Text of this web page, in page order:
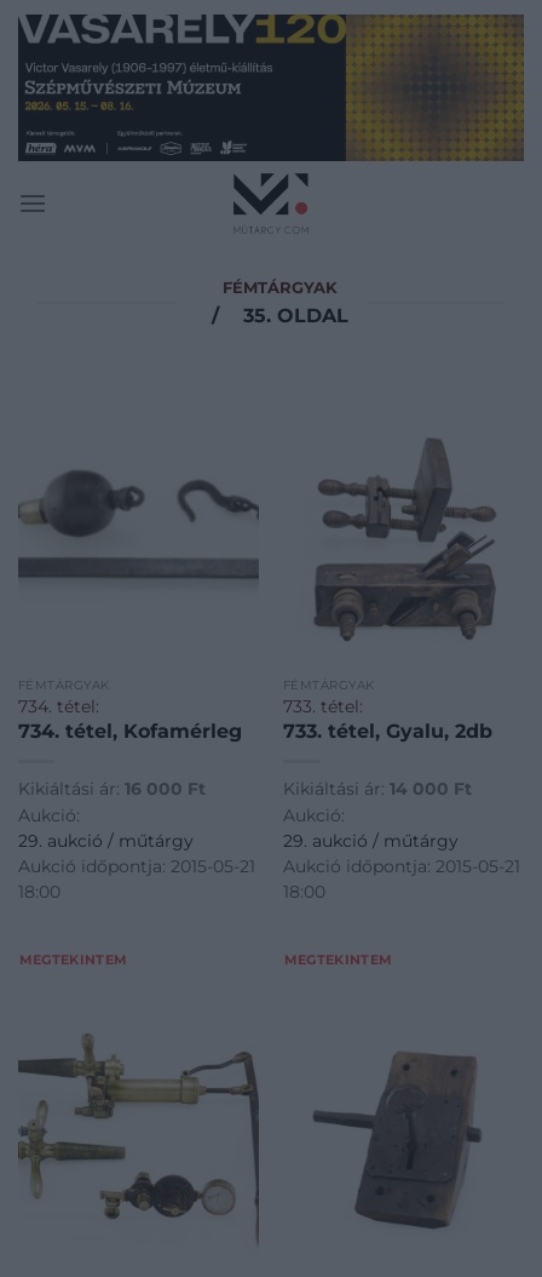
Skip
content
FÉMTÁRGYAK
/ 35. OLDAL
FÉMTÁRGYAK
734. tétel:
734. tétel, Kofamérleg
Kikiáltási ár: 16 000 Ft
Aukció:
29. aukció / műtárgy
Aukció időpontja: 2015-05-21
18:00
MEGTEKINTEM
FÉMTÁRGYAK
733. tétel:
733. tétel, Gyalu, 2db
Kikiáltási ár: 14 000 Ft
Aukció:
29. aukció / műtárgy
Aukció időpontja: 2015-05-21
18:00
MEGTEKINTEM